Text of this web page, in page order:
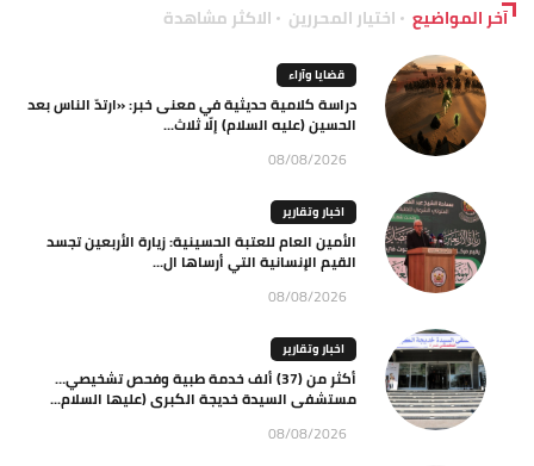
آخر المواضيع اختيار المحررين الاكثر مشاهدة
قضايا وآراء
دراسة كلامية حديثية في معنى خبر: «ارتدّ الناس بعد
الحسين (عليه السلام) إلّا ثلاث...
08/08/2026
اخبار وتقارير
الأمين العام للعتبة الحسينية: زيارة الأربعين تجسد
القيم الإنسانية التي أرساها ال...
08/08/2026
اخبار وتقارير
أكثر من (37) ألف خدمة طبية وفحص تشخيصي…
مستشفى السيدة خديجة الكبرى (عليها السلام...
08/08/2026